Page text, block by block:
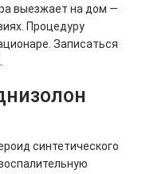
выезжает на дом —
Процедуру
Записаться
синтетического